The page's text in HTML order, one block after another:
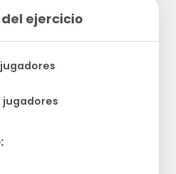
ejercicio
jugadores